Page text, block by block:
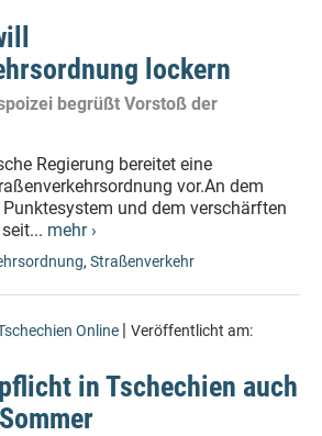
lockern
begrüßt Vorstoß der
Regierung bereitet eine
vor.An dem
und dem verschärften
mehr ›
, Straßenverkehr
Online | Veröffentlicht am:
in Tschechien auch